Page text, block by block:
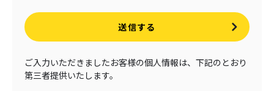
送信する
ご入力いただきましたお客様の個人情報は、下記のとおり
第三者提供いたします。